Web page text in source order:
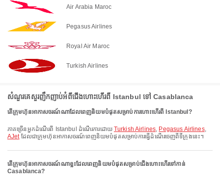
Air Arabia Maroc
Pegasus Airlines
Royal Air Maroc
Turkish Airlines
សំណួរគេសួរញឹកញាប់អំពីជើងហោះហើរពី Istanbul ទៅ Casablanca
តើក្រុមហ៊ុនអាកាសចរណ៍ណាដែលពេញនិយមបំផុតសម្រាប់ការហោះហើរពី Istanbul?
ភាគច្រើនអ្នកដំណើរពី Istanbul ដំណើរការដោយ Turkish Airlines, Pegasus Airlines,
AJetដែលជាក្រុមហ៊ុនអាកាសចរណ៍ពេញនិយមបំផុតសម្រាប់ការធ្វើដំណើរចេញពីទីក្រុងនេះ។
តើក្រុមហ៊ុនអាកាសចរណ៍ណាខ្លះដែលពេញនិយមបំផុតសម្រាប់ជើងហោះហើរទៅកាន់
Casablanca?